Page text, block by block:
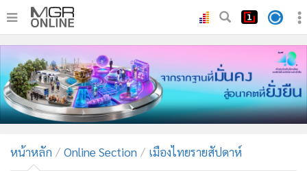
• ทันเหตุการณ์
• ภาคใต้
• ภูมิภาค
• บันเทิง
หน้าหลัก Online Section เมืองไทยรายสัปดาห์